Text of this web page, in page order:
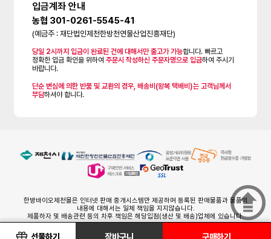
선물하기 장바구니 구매하기
입금계좌 안내
농협 301-0261-5545-41
(예금주 : 재단법인제천한방천연물산업진흥재단)
당일 2시까지 입금이 완료된 건에 대해서만 출고가 가능합니다. 빠르고
정확한 입금 확인을 위하여주문시 작성하신 주문자명으로 입금하여 주시기
바랍니다.
단순 변심에 의한 반품 및 교환의 경우, 배송비(왕복 택배비)는 고객님께서
부담하셔야 합니다.
한방바이오제천몰은 인터넷 판매 중개시스템만 제공하며 등록된 판매물품과 물품의
내용에 대해서는 일체 책임을 지지않습니다.
제품하자 및 배송관련 등의 차후 책임은 해당입점(생산 및 배송)업체에 있습니다.